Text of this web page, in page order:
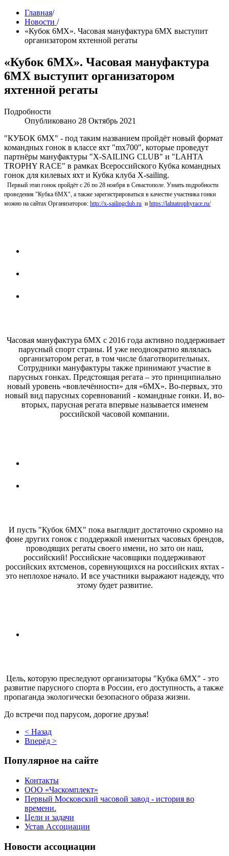
Главная/
Новости /
«Кубок 6МХ». Часовая мануфактура 6МХ выступит
организатором яхтенной регаты
«Кубок 6МХ». Часовая мануфактура
6МХ выступит организатором
яхтенной регаты
Подробности
Опубликовано 28 Октябрь 2021
"КУБОК 6МХ" - под таким названием пройдёт новый формат
командных гонок в классе яхт "mx700", которые проведут
партнёры мануфактуры "X-SAILING CLUB" и "LAHTA
TROPHY RACE" в рамках Всероссийского Кубка командных
гонок для килевых яхт и Кубка клуба X-sailing.
Первый этап гонок пройдёт с 26 по 28 ноября в Севастополе. Узнать подробности
проведения "Кубка 6МХ", а также зарегистрироваться в качестве участника гонки
можно на сайтах Организаторов: http://x-sailingclub.ru и https://lahtatrophyrace.ru/
Часовая мануфактура 6МХ с 2016 года активно поддерживает
парусный спорт страны. И уже неоднократно являлась
организатором регат, в том числе благотворительных.
Сотрудники мануфактуры также принимают участие в
парусных гонках. Предстоящая регата – это принципиально
новый уровень «вовлечённости» для «6МХ». Во-первых, это
новый вид парусных соревнований - командные гонки. И, во-
вторых, парусная регата впервые называется именем
российской часовой компании.
И пусть "Кубок 6МХ" пока выглядит достаточно скромно на
фоне других гонок с поддержкой именитых часовых брендов,
проводящих регаты своего имени, но зато он наш,
российский! Российские часовщики поддерживают
российских яхтсменов, соревнующихся на российских яхтах -
это неплохое начало. И все участники выражают надежду, что
этому будет развитие.
Цель, которую преследуют организаторы "Кубка 6МХ" - это
развитие парусного спорта в России, его доступность, а также
пропаганда экологически безопасного образа жизни.
До встречи под парусом, дорогие друзья!
< Назад
Вперёд >
Популярное на сайте
Контакты
ООО «Часкомплект»
Первый Московский часовой завод - история во
времени.
Цели и задачи
Устав Ассоциации
Новости ассоциации